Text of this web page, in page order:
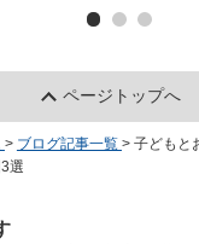
ページトップへ
> ブログ記事一覧 > 子どもと
選